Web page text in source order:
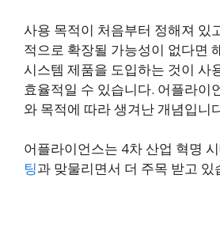
사용 목적이 처음부터 정해져 있
적으로 확장될 가능성이 없다면
시스템 제품을 도입하는 것이 사
효율적일 수 있습니다. 어플라이
와 목적에 따라 생겨난 개념입니
어플라이언스는 4차 산업 혁명
팅과 맞물리면서 더 주목 받고 있